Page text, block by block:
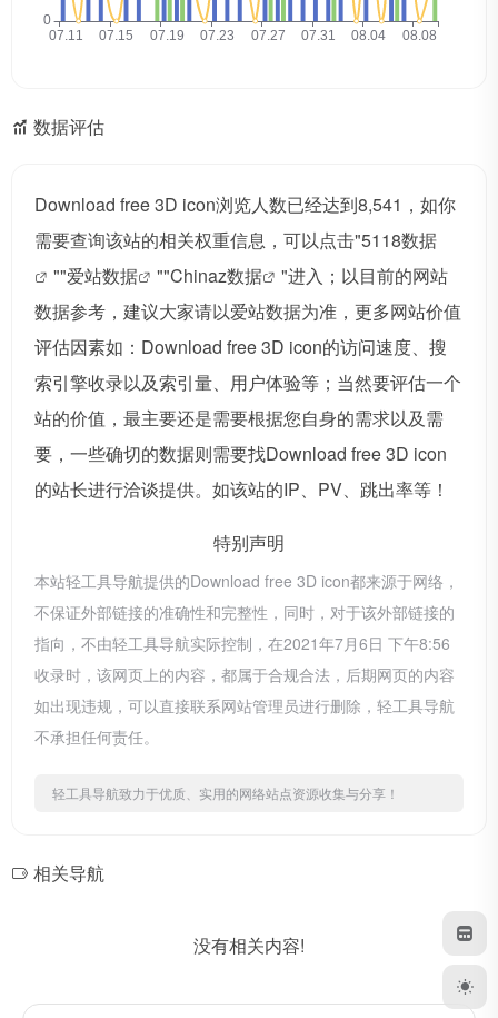
数据评估
Download free 3D icon浏览人数已经达到8,541，如你
需要查询该站的相关权重信息，可以点击"5118数据
""爱站数据 ""Chinaz数据
"进入；以目前的网站
数据参考，建议大家请以爱站数据为准，更多网站价值
评估因素如：Download free 3D icon的访问速度、搜
索引擎收录以及索引量、用户体验等；当然要评估一个
站的价值，最主要还是需要根据您自身的需求以及需
要，一些确切的数据则需要找Download free 3D icon
的站长进行洽谈提供。如该站的IP、PV、跳出率等！
特别声明
本站轻工具导航提供的Download free 3D icon都来源于网络，
不保证外部链接的准确性和完整性，同时，对于该外部链接的
指向，不由轻工具导航实际控制，在2021年7月6日 下午8:56
收录时，该网页上的内容，都属于合规合法，后期网页的内容
如出现违规，可以直接联系网站管理员进行删除，轻工具导航
不承担任何责任。
轻工具导航致力于优质、实用的网络站点资源收集与分享！
相关导航
没有相关内容!